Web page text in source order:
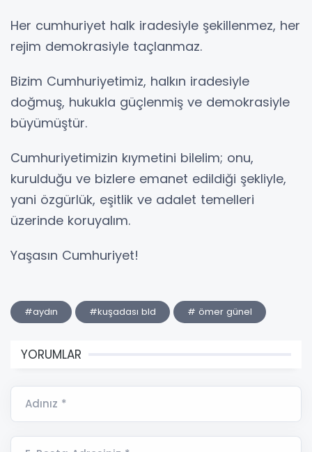
Her cumhuriyet halk iradesiyle şekillenmez, her
rejim demokrasiyle taçlanmaz.
Bizim Cumhuriyetimiz, halkın iradesiyle
doğmuş, hukukla güçlenmiş ve demokrasiyle
büyümüştür.
Cumhuriyetimizin kıymetini bilelim; onu,
kurulduğu ve bizlere emanet edildiği şekliyle,
yani özgürlük, eşitlik ve adalet temelleri
üzerinde koruyalım.
Yaşasın Cumhuriyet!
#aydın #kuşadası bld # ömer günel
YORUMLAR
Adınız *